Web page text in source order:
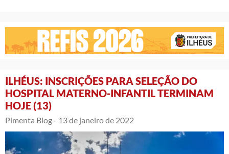
ILHÉUS: INSCRIÇÕES PARA SELEÇÃO DO
HOSPITAL MATERNO-INFANTIL TERMINAM
HOJE (13)
Pimenta Blog - 13 de janeiro de 2022